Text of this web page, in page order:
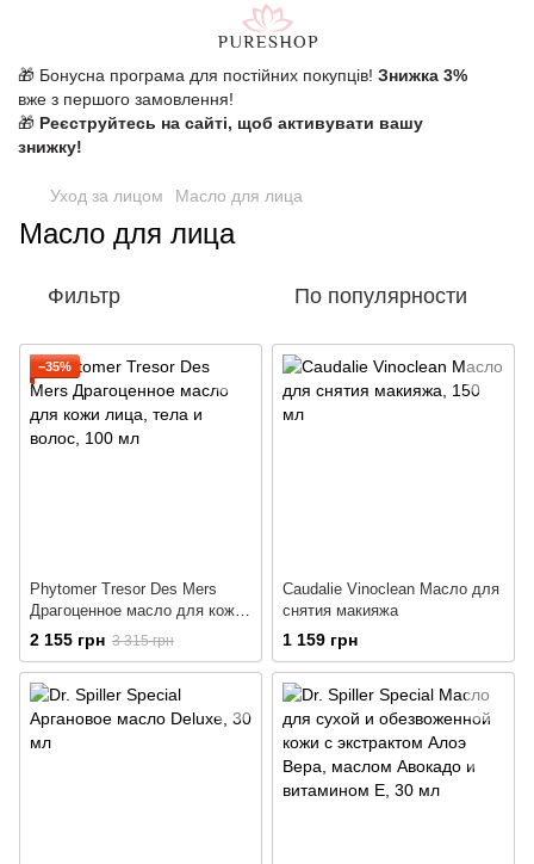
🎁 Бонусна програма для постійних покупців! Знижка 3%
вже з першого замовлення!
🎁 Реєструйтесь на сайті, щоб активувати вашу
знижку!
Уход за лицом Масло для лица
Масло для лица
Фильтр По популярности
−35%
Phytomer Tresor Des Mers
Драгоценное масло для кожи
лица, тела и волос
2 155 грн 3 315 грн
Caudalie Vinoclean Масло для
снятия макияжа
1 159 грн